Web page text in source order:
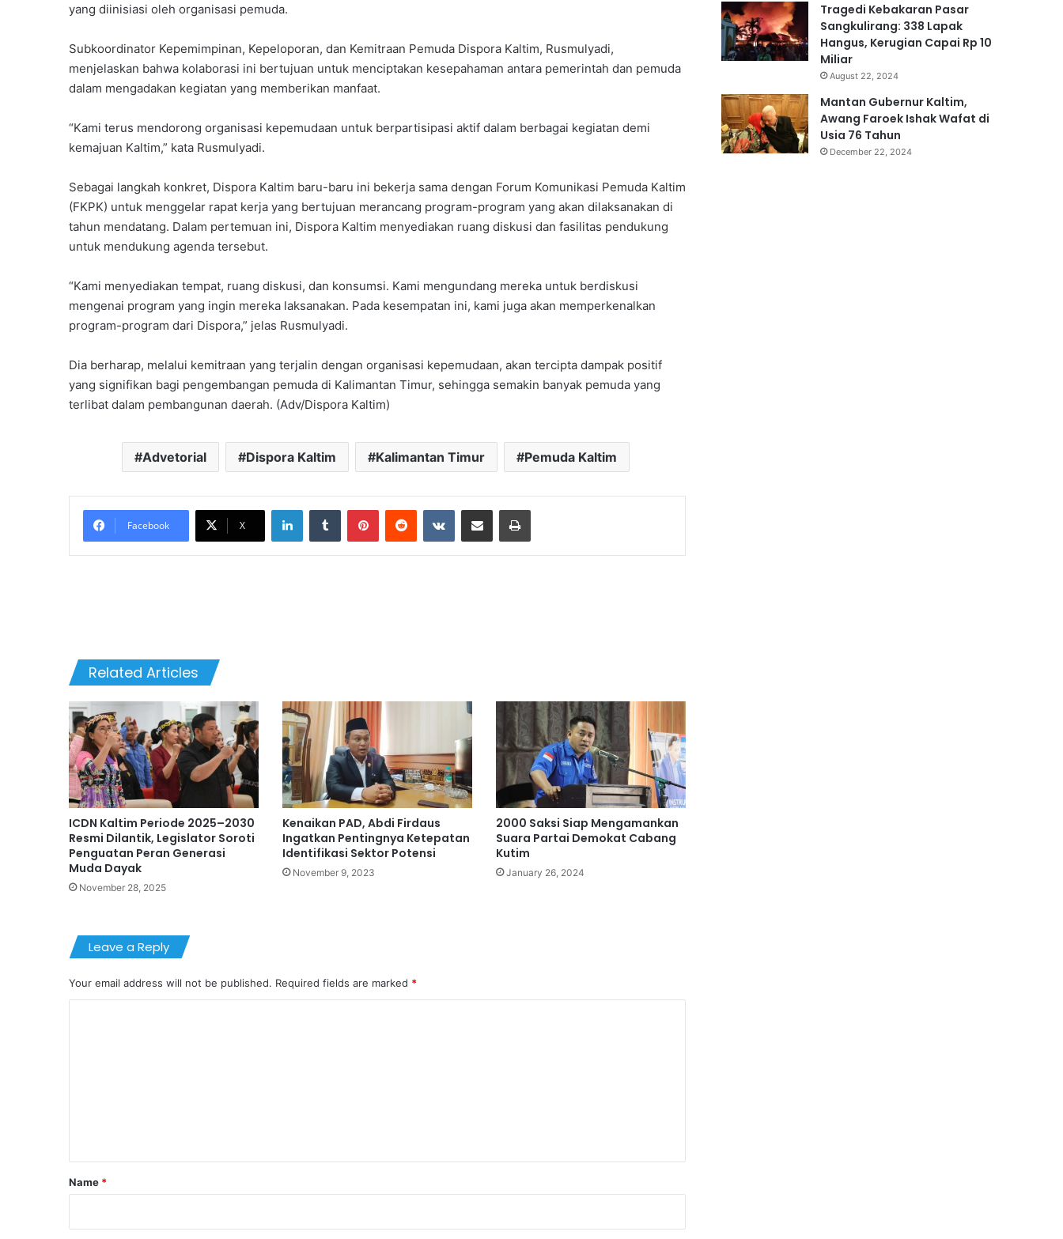
yang diinisiasi oleh organisasi pemuda.
Subkoordinator Kepemimpinan, Kepeloporan, dan Kemitraan Pemuda Dispora Kaltim, Rusmulyadi,
menjelaskan bahwa kolaborasi ini bertujuan untuk menciptakan kesepahaman antara pemerintah dan pemuda
dalam mengadakan kegiatan yang memberikan manfaat.
“Kami terus mendorong organisasi kepemudaan untuk berpartisipasi aktif dalam berbagai kegiatan demi
kemajuan Kaltim,” kata Rusmulyadi.
Sebagai langkah konkret, Dispora Kaltim baru-baru ini bekerja sama dengan Forum Komunikasi Pemuda Kaltim
(FKPK) untuk menggelar rapat kerja yang bertujuan merancang program-program yang akan dilaksanakan di
tahun mendatang. Dalam pertemuan ini, Dispora Kaltim menyediakan ruang diskusi dan fasilitas pendukung
untuk mendukung agenda tersebut.
“Kami menyediakan tempat, ruang diskusi, dan konsumsi. Kami mengundang mereka untuk berdiskusi
mengenai program yang ingin mereka laksanakan. Pada kesempatan ini, kami juga akan memperkenalkan
program-program dari Dispora,” jelas Rusmulyadi.
Dia berharap, melalui kemitraan yang terjalin dengan organisasi kepemudaan, akan tercipta dampak positif
yang signifikan bagi pengembangan pemuda di Kalimantan Timur, sehingga semakin banyak pemuda yang
terlibat dalam pembangunan daerah. (Adv/Dispora Kaltim)
Advetorial Dispora Kaltim Kalimantan Timur Pemuda Kaltim
Facebook X
LinkedInTumblr PinterestReddit VKontakteShare via Email Print
Related Articles
ICDN Kaltim Periode 2025–2030
Resmi Dilantik, Legislator Soroti
Penguatan Peran Generasi
Muda Dayak
November 28, 2025
Kenaikan PAD, Abdi Firdaus
Ingatkan Pentingnya Ketepatan
Identifikasi Sektor Potensi
November 9, 2023
2000 Saksi Siap Mengamankan
Suara Partai Demokat Cabang
Kutim
January 26, 2024
Leave a Reply
Your email address will not be published. Required fields are marked *
*
Name *
Tragedi Kebakaran Pasar
Sangkulirang: 338 Lapak
Hangus, Kerugian Capai Rp 10
Miliar
August 22, 2024
Mantan Gubernur Kaltim,
Awang Faroek Ishak Wafat di
Usia 76 Tahun
December 22, 2024